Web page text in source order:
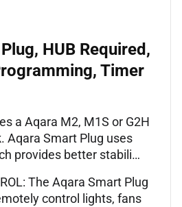
HUB Required,
Timer
a Aqara M2, M1S or G2H
Aqara Smart Plug uses
provides better stabili…
The Aqara Smart Plug
control lights, fans